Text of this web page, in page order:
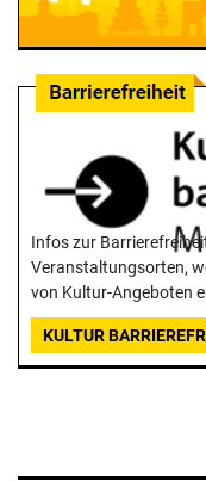
Infos zur
Veranstaltungsorten,
von Kultur-Angeboten
KULTUR